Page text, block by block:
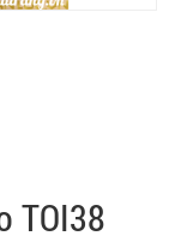
TOI38